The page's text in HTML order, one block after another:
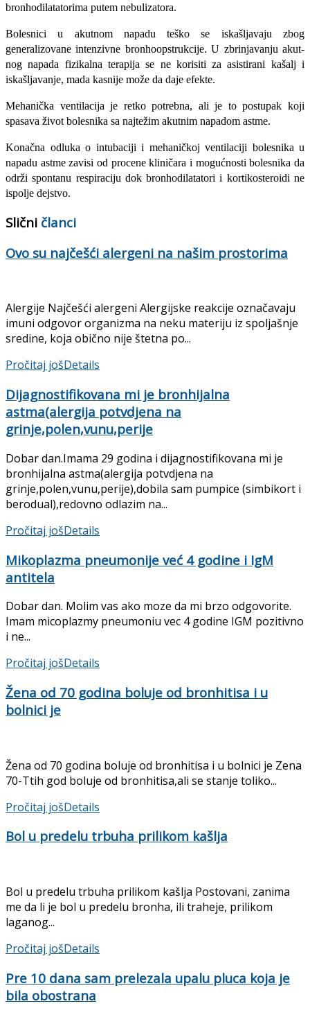
bronhodilatatorima putem nebulizatora.
Bolesnici u akutnom napadu teško se iskašljavaju zbog
generalizovane intenzivne bronhoopstrukcije. U zbrinjavanju akut­
nog napada fizikalna terapija se ne korisiti za asistirani kašalj i
iskašljavanje, mada kasnije može da daje efekte.
Mehanička ventilacija je retko potrebna, ali je to postupak koji
spasava život bolesnika sa najtežim akutnim napadom ast­me.
Konačna odluka o intubaciji i mehanič­koj ventilaciji bolesnika u
napadu astme zavisi od procene kliničara i mogućnosti bolesnika da
održi spontanu respiraciju dok bronhodilatatori i kortikosteroidi ne
ispolje dejstvo.
Slični članci
Ovo su najčešći alergeni na našim prostorima
Alergije Najčešći alergeni Alergijske reakcije označavaju
imuni odgovor organizma na neku materiju iz spoljašnje
sredine, koja obično nije štetna po...
Pročitaj jošDetails
Dijagnostifikovana mi je bronhijalna
astma(alergija potvdjena na
grinje,polen,vunu,perije
Dobar dan.Imama 29 godina i dijagnostifikovana mi je
bronhijalna astma(alergija potvdjena na
grinje,polen,vunu,perije),dobila sam pumpice (simbikort i
berodual),redovno odlazim na...
Pročitaj jošDetails
Mikoplazma pneumonije već 4 godine i IgM
antitela
Dobar dan. Molim vas ako moze da mi brzo odgovorite.
Imam micoplazmy pneumoniu vec 4 godine IGM pozitivno
i ne...
Pročitaj jošDetails
Žena od 70 godina boluje od bronhitisa i u
bolnici je
Žena od 70 godina boluje od bronhitisa i u bolnici je Zena
70-Ttih god boluje od bronhitisa,ali se stanje toliko...
Pročitaj jošDetails
Bol u predelu trbuha prilikom kašlja
Bol u predelu trbuha prilikom kašlja Postovani, zanima
me da li je bol u predelu bronha, ili traheje, prilikom
laganog...
Pročitaj jošDetails
Pre 10 dana sam prelezala upalu pluca koja je
bila obostrana